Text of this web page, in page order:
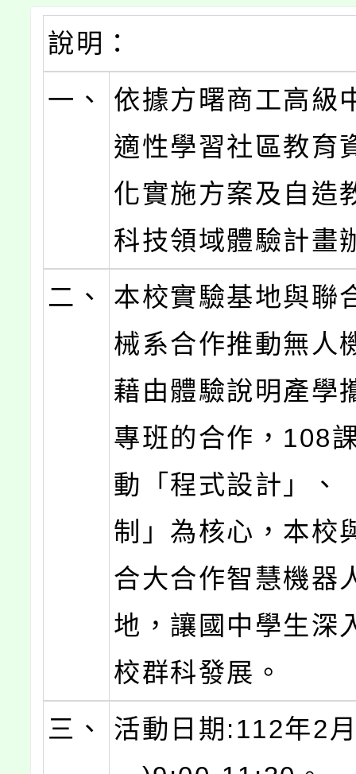
說明：
一、
依據方曙商工高級
適性學習社區教育
化實施方案及自造
科技領域體驗計畫
二、
本校實驗基地與聯
械系合作推動無人
藉由體驗說明產學
專班的合作，108
動「程式設計」、
制」為核心，本校
合大合作智慧機器
地，讓國中學生深
校群科發展。
三、
活動日期:112年2